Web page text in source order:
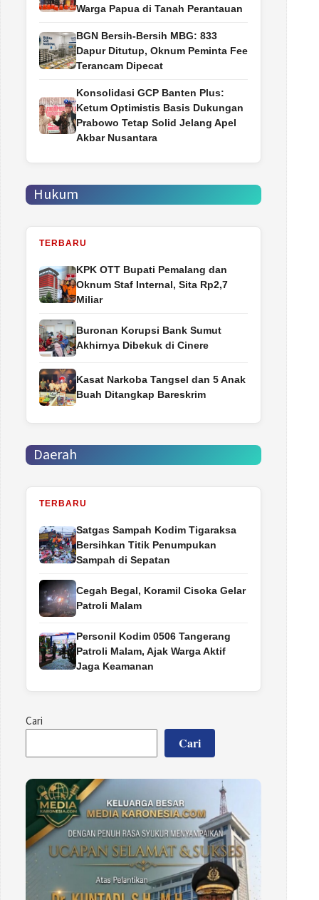
Warga Papua di Tanah Perantauan
BGN Bersih-Bersih MBG: 833
Dapur Ditutup, Oknum Peminta Fee
Terancam Dipecat
Konsolidasi GCP Banten Plus:
Ketum Optimistis Basis Dukungan
Prabowo Tetap Solid Jelang Apel
Akbar Nusantara
Hukum
TERBARU
‎KPK OTT Bupati Pemalang dan
Oknum Staf Internal, Sita Rp2,7
Miliar
Buronan Korupsi Bank Sumut
Akhirnya Dibekuk di Cinere
Kasat Narkoba Tangsel dan 5 Anak
Buah Ditangkap Bareskrim
Daerah
TERBARU
Satgas Sampah Kodim Tigaraksa
Bersihkan Titik Penumpukan
Sampah di Sepatan
Cegah Begal, Koramil Cisoka Gelar
Patroli Malam
Personil Kodim 0506 Tangerang
Patroli Malam, Ajak Warga Aktif
Jaga Keamanan
Cari
Cari